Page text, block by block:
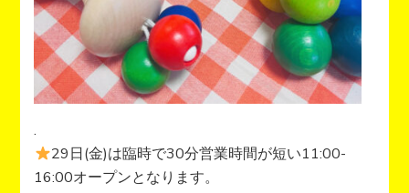
.
29日(金)は臨時で30分営業時間が短い11:00-
16:00オープンとなります。